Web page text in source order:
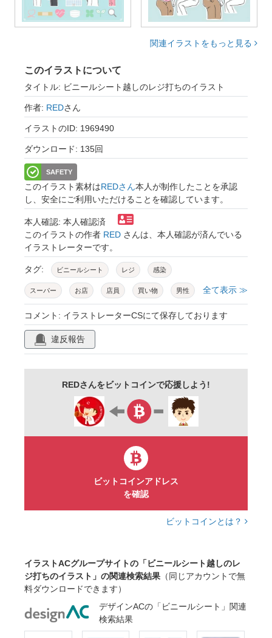
関連イラストをもっと見る
このイラストについて
タイトル: ビニールシート越しのレジ打ちのイラスト
作者: REDさん
イラストのID: 1969490
ダウンロード: 135回
SAFETY
このイラスト素材はREDさん本人が制作したことを承認
し、安全にご利用いただけることを確認しています。
本人確認: 本人確認済
このイラストの作者 RED さんは、本人確認が済んでいる
イラストレーターです。
タグ: ビニールシート レジ 感染
スーパー お店 店員 買い物 男性
女性 マスク 密集 ３密
生活 買い出し
アルバイト 正社員 マーケット
全て表示 ≫
コメント: イラストレーターCSにて保存しております
違反報告
REDさんをビットコインで応援しよう!
ビットコインアドレス
を確認
ビットコインとは？
イラストACグループサイトの「ビニールシート越しのレ
ジ打ちのイラスト」の関連検索結果 （同じアカウントで無
料ダウンロードできます）
デザインACの「ビニールシート」関連
検索結果